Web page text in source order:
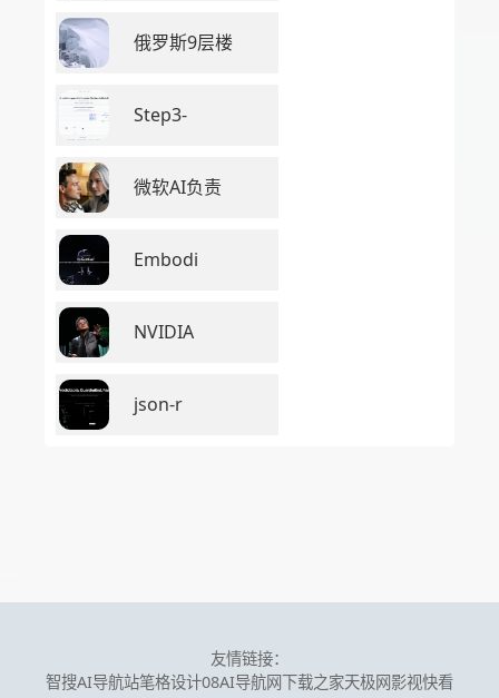
俄罗斯9层楼
Step3-
微软AI负责
Embodi
NVIDIA
json-r
友情链接：
智搜AI导航站笔格设计08AI导航网下载之家天极网影视快看